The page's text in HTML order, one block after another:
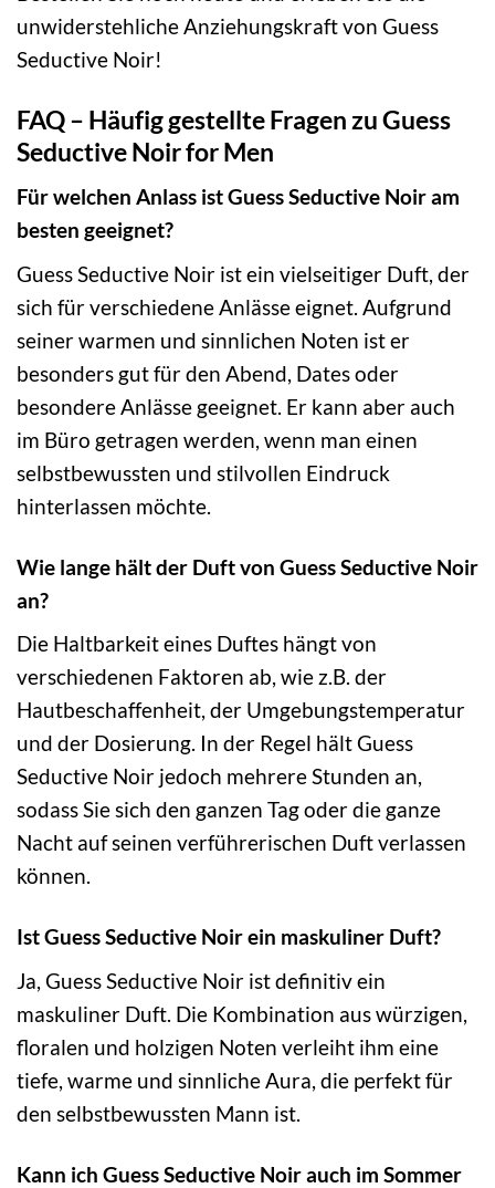
unwiderstehliche Anziehungskraft von Guess
Seductive Noir!
FAQ – Häufig gestellte Fragen zu Guess
Seductive Noir for Men
Für welchen Anlass ist Guess Seductive Noir am
besten geeignet?
Guess Seductive Noir ist ein vielseitiger Duft, der
sich für verschiedene Anlässe eignet. Aufgrund
seiner warmen und sinnlichen Noten ist er
besonders gut für den Abend, Dates oder
besondere Anlässe geeignet. Er kann aber auch
im Büro getragen werden, wenn man einen
selbstbewussten und stilvollen Eindruck
hinterlassen möchte.
Wie lange hält der Duft von Guess Seductive Noir
an?
Die Haltbarkeit eines Duftes hängt von
verschiedenen Faktoren ab, wie z.B. der
Hautbeschaffenheit, der Umgebungstemperatur
und der Dosierung. In der Regel hält Guess
Seductive Noir jedoch mehrere Stunden an,
sodass Sie sich den ganzen Tag oder die ganze
Nacht auf seinen verführerischen Duft verlassen
können.
Ist Guess Seductive Noir ein maskuliner Duft?
Ja, Guess Seductive Noir ist definitiv ein
maskuliner Duft. Die Kombination aus würzigen,
floralen und holzigen Noten verleiht ihm eine
tiefe, warme und sinnliche Aura, die perfekt für
den selbstbewussten Mann ist.
Kann ich Guess Seductive Noir auch im Sommer